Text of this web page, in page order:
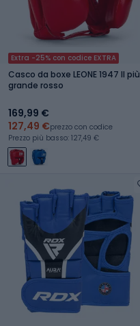
Extra -25% con codice EXTRA
Casco da boxe LEONE 1947 Il più
grande rosso
169,99 €
127,49 €prezzo con codice
Prezzo più basso: 127,49 €